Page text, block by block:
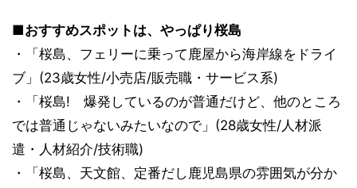
■おすすめスポットは、やっぱり桜島
・「桜島、フェリーに乗って鹿屋から海岸線をドライ
ブ」(23歳女性/小売店/販売職・サービス系)
・「桜島! 爆発しているのが普通だけど、他のところ
では普通じゃないみたいなので」(28歳女性/人材派
遣・人材紹介/技術職)
・「桜島、天文館、定番だし鹿児島県の雰囲気が分か